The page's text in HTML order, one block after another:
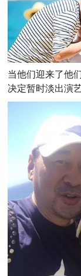
当他们迎来了他
决定暂时淡出演